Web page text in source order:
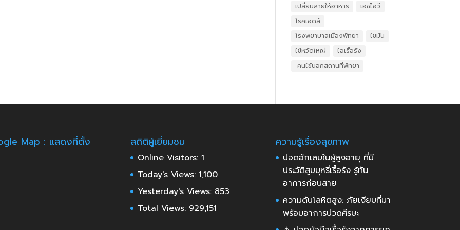
เปลี่ยนสายให้อาหาร
เอชไอวี
โรคเอดส์
โรงพยาบาลเมืองพัทยา
ไขมัน
ไข้หวัดใหญ่
ไอเรื้อรัง
​ คนไข้นอกสถานที่พัทยา
Map : แสดงที่ตั้ง สถิติผู้เยี่ยมชม
Online Visitors: 1
Today's Views: 1,100
Yesterday's Views: 853
Total Views: 929,151
ความรู้เรื่องสุขภาพ
ปอดอักเสบในผู้สูงอายุ ที่มี
ประวัติสูบบุหรี่เรื้อรัง รู้ทัน
อาการก่อนสาย
ความดันโลหิตสูง: ภัยเงียบที่มา
พร้อมอาการปวดศีรษะ